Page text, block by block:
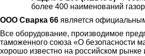
более 400 наименований
ООО Сварка 66 является
Все оборудование, производимое
таможенного союза «О безопасности
хорошо известно на российском рынке